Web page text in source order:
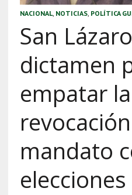
NACIONAL, NOTICIAS, POLÍTICA
San
dictamen
empatar la
mandato